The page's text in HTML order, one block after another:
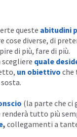
queste abitudini
cose diverse, di
di più, fare di più.
quale
un obiettivo che
(la parte che ci
renderà tutto più
, collegamenti a